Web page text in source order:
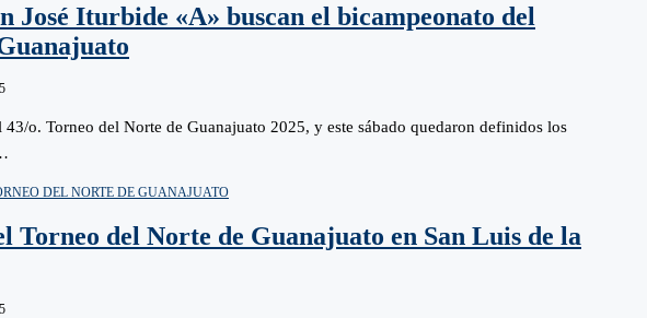
José Iturbide «A» buscan el bicampeonato del
o. Torneo del Norte de Guanajuato 2025, y este sábado quedaron definidos los
DEL NORTE DE GUANAJUATO
Torneo del Norte de Guanajuato en San Luis de la